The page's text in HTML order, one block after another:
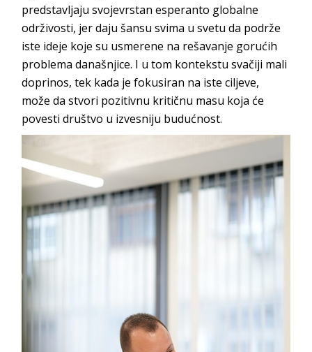
predstavljaju svojevrstan esperanto globalne
održivosti, jer daju šansu svima u svetu da podrže
iste ideje koje su usmerene na rešavanje gorućih
problema današnjice. I u tom kontekstu svačiji mali
doprinos, tek kada je fokusiran na iste ciljeve,
može da stvori pozitivnu kritičnu masu koja će
povesti društvo u izvesniju budućnost.